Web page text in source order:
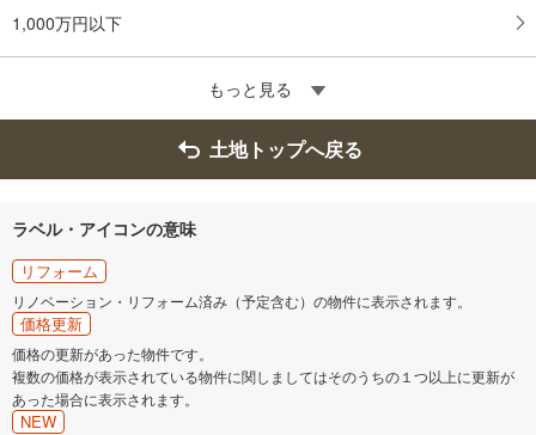
1,000万円以下
もっと見る
土地トップへ戻る
ラベル・アイコンの意味
リフォーム
リノベーション・リフォーム済み（予定含む）の物件に表示されます。
価格更新
価格の更新があった物件です。
複数の価格が表示されている物件に関しましてはそのうちの１つ以上に更新が
あった場合に表示されます。
NEW